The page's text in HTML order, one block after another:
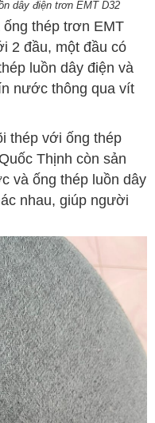
dây điện trơn EMT D32
thép trơn EMT
2 đầu, một đầu có
luồn dây điện và
nước thông qua vít
thép với ống thép
Thịnh còn sản
và ống thép luồn dây
nhau, giúp người